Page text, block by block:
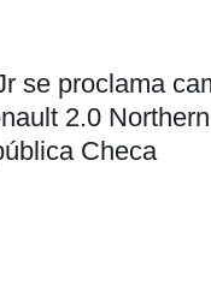
se proclama
2.0
Checa